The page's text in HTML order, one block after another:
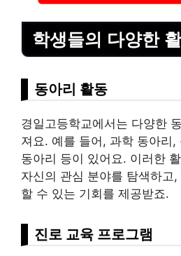
학생들의 다양한
동아리 활동
경일고등학교에서는 다양한
져요. 예를 들어, 과학 동아리,
동아리 등이 있어요. 이러한
자신의 관심 분야를 탐색하고
할 수 있는 기회를 제공받죠.
진로 교육 프로그램